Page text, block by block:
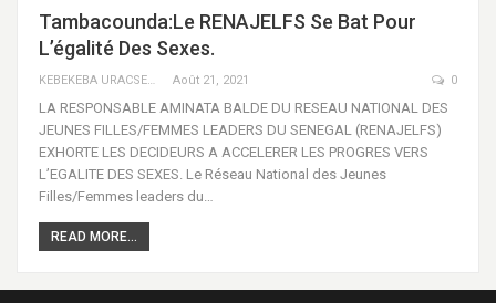
Tambacounda:Le RENAJELFS Se Bat Pour
L’égalité Des Sexes.
Août 21, 2021 0
LA RESPONSABLE AMINATA BALDE DU RESEAU NATIONAL DES
JEUNES FILLES/FEMMES LEADERS DU SENEGAL (RENAJELFS)
EXHORTE LES DECIDEURS A ACCELERER LES PROGRES VERS
L’EGALITE DES SEXES. Le Réseau National des Jeunes
Filles/Femmes leaders du…
READ MORE...